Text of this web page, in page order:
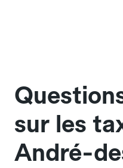
sur les
André-